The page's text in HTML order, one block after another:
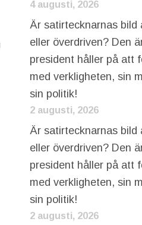
4 augusti, 2026
Är satirtecknarnas bild
eller överdriven? Den
president håller på att
med verkligheten, sin
sin politik!
2 augusti, 2026
Är satirtecknarnas bild
eller överdriven? Den
president håller på att
med verkligheten, sin
sin politik!
2 augusti, 2026